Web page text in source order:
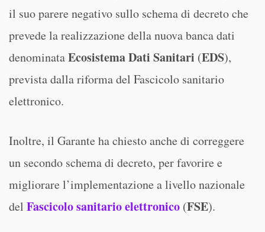
il suo parere negativo sullo schema di decreto che
prevede la realizzazione della nuova banca dati
denominataEcosistema Dati Sanitari (EDS),
prevista dalla riforma del Fascicolo sanitario
elettronico.
Inoltre, il Garante ha chiesto anche di correggere
un secondo schema di decreto, per favorire e
migliorare l’implementazione a livello nazionale
del Fascicolo sanitario elettronico (FSE).